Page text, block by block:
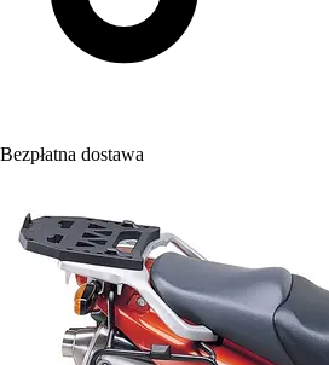
Bezpłatna dostawa